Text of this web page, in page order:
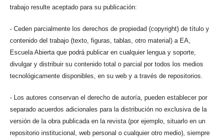
trabajo resulte aceptado para su publicación:
- Ceden parcialmente los derechos de propiedad (copyright) de título y
contenido del trabajo (texto, figuras, tablas, otro material) a EA,
Escuela Abierta que podrá publicar en cualquier lengua y soporte,
divulgar y distribuir su contenido total o parcial por todos los medios
tecnológicamente disponibles, en su web y a través de repositorios.
- Los autores conservan el derecho de autoría, pueden establecer por
separado acuerdos adicionales para la distribución no exclusiva de la
versión de la obra publicada en la revista (por ejemplo, situarlo en un
repositorio institucional, web personal o cualquier otro medio), siempre